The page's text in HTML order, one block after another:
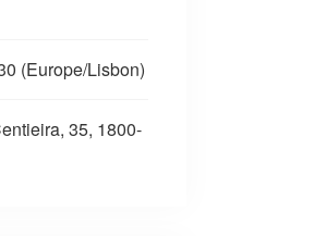
(Europe/Lisbon)
35, 1800-